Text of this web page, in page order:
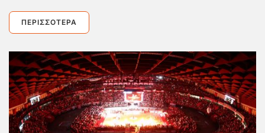
ΠΕΡΙΣΣΌΤΕΡΑ